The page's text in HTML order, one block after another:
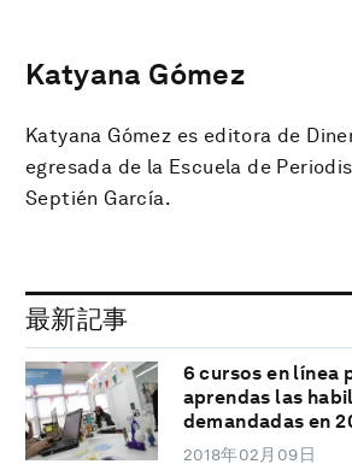
Katyana Gómez
Katyana Gómez es editora de
egresada de la Escuela de
Septién García.
最新記事
6 cursos en línea
aprendas las
demandadas en
2018年02月09日